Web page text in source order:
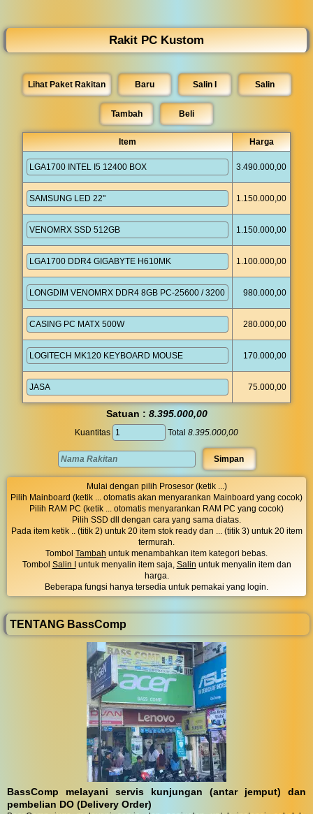
Rakit PC Kustom
Lihat Paket Rakitan Baru Salin I Salin
Tambah
Item Harga
3.490.000,00
1.150.000,00
1.150.000,00
1.100.000,00
980.000,00
280.000,00
170.000,00
75.000,00
Satuan : 8.395.000,00
Kuantitas Total 8.395.000,00
Mulai dengan pilih Prosesor (ketik ...)
Pilih Mainboard (ketik ... otomatis akan menyarankan Mainboard yang cocok)
Pilih RAM PC (ketik ... otomatis menyarankan RAM PC yang cocok)
Pilih SSD dll dengan cara yang sama diatas.
Pada item ketik .. (titik 2) untuk 20 item stok ready dan ... (titik 3) untuk 20 item
termurah.
Tombol Tambah untuk menambahkan item kategori bebas.
Tombol Salin I untuk menyalin item saja, Salin untuk menyalin item dan
harga.
Beberapa fungsi hanya tersedia untuk pemakai yang login.
TENTANG BassComp
BassComp melayani servis kunjungan (antar jemput) dan
pembelian DO (Delivery Order)